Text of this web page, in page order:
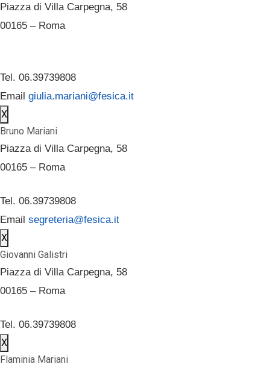
Piazza di Villa Carpegna, 58
00165 – Roma
Tel. 06.39739808
Email giulia.mariani@fesica.it
X
Bruno Mariani
Piazza di Villa Carpegna, 58
00165 – Roma
Tel. 06.39739808
Email segreteria@fesica.it
X
Giovanni Galistri
Piazza di Villa Carpegna, 58
00165 – Roma
Tel. 06.39739808
X
Flaminia Mariani